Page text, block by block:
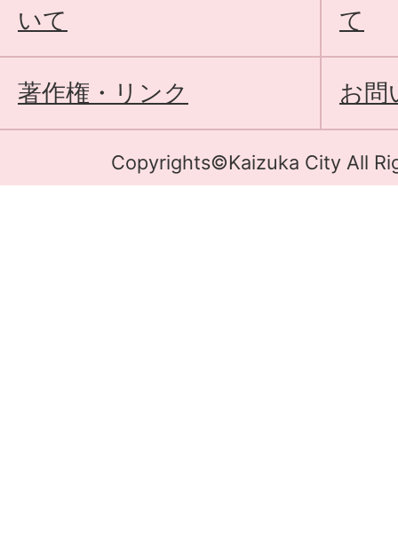
いて
て
著作権・リンク お問
Copyrights©Kaizuka City All